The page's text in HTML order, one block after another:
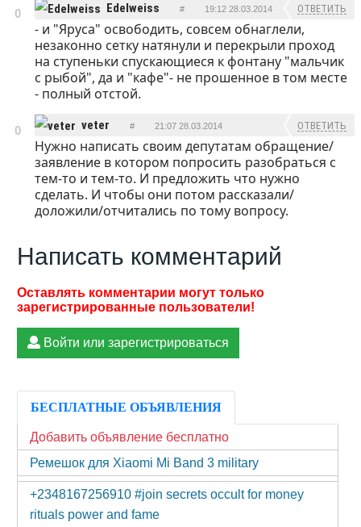
0 Edelweiss # 19:12 28.03.2014 ОТВЕТИТЬ
- и "Яруса" освободить, совсем обнаглели,
незаконно сетку натянули и перекрыли проход
на ступеньки спускающиеся к фонтану "мальчик
с рыбой", да и "кафе"- не прошенное в том месте
- полный отстой.
0 veter # 21:07 28.03.2014 ОТВЕТИТЬ
Нужно написать своим депутатам обращение/
заявление в котором попросить разобраться с
тем-то и тем-то. И предложить что нужно
сделать. И чтобы они потом рассказали/
доложили/отчитались по тому вопросу.
Написать комментарий
Войти или зарегистрироваться
БЕСПЛАТНЫЕ ОБЪЯВЛЕНИЯ
Добавить объявление бесплатно
Ремешок для Xiaomi Mi Band 3 military
+2348167256910 #join secrets occult for money
rituals power and fame